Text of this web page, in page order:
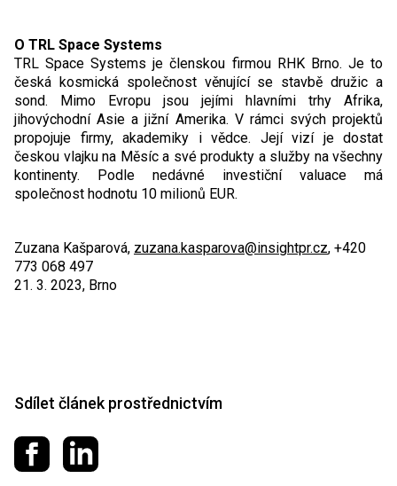
O TRL Space Systems
TRL Space Systems je členskou firmou RHK Brno. Je to
česká kosmická společnost věnující se stavbě družic a
sond. Mimo Evropu jsou jejími hlavními trhy Afrika,
jihovýchodní Asie a jižní Amerika. V rámci svých projektů
propojuje firmy, akademiky i vědce. Její vizí je dostat
českou vlajku na Měsíc a své produkty a služby na všechny
kontinenty. Podle nedávné investiční valuace má
společnost hodnotu 10 milionů EUR.
Zuzana Kašparová, zuzana.kasparova@insightpr.cz, +420
773 068 497
21. 3. 2023, Brno
Sdílet článek prostřednictvím
Sdílet na Facebooku
Sdílet na LinkedIn